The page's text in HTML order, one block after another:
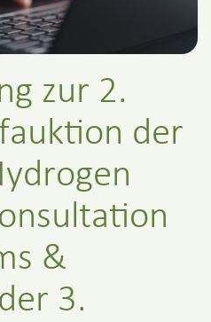
zur 2.
der
&
3.